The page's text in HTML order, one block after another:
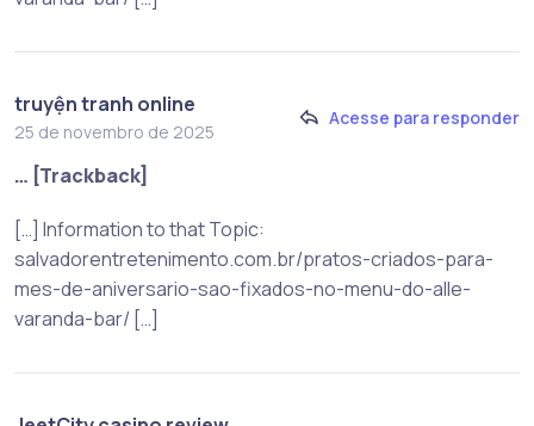
truyện tranh online
25 de novembro de 2025
Acesse para responder
… [Trackback]
[…] Information to that Topic:
salvadorentretenimento.com.br/pratos-criados-para-
mes-de-aniversario-sao-fixados-no-menu-do-alle-
varanda-bar/ […]